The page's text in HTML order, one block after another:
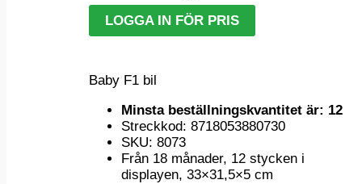
LOGGA IN FÖR PRIS
Baby F1 bil
Minsta beställningskvantitet är: 12
Streckkod: 8718053880730
SKU: 8073
Från 18 månader, 12 stycken i
displayen, 33×31,5×5 cm